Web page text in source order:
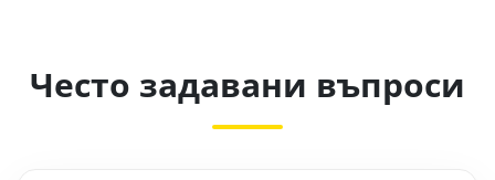
Често задавани въпроси